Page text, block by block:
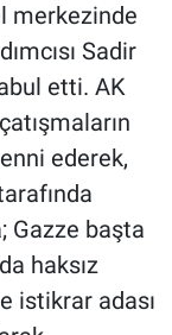
merkezinde
Sadir
etti. AK
ederek,
Gazze başta
haksız
istikrar adası